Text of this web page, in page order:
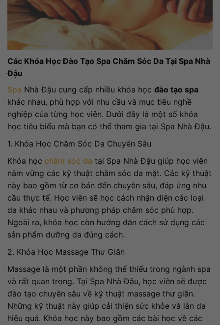
Các Khóa Học Đào Tạo Spa Chăm Sóc Da Tại Spa Nhà
Đậu
Spa Nhà Đậu cung cấp nhiều khóa học đào tạo spa
khác nhau, phù hợp với nhu cầu và mục tiêu nghề
nghiệp của từng học viên. Dưới đây là một số khóa
học tiêu biểu mà bạn có thể tham gia tại Spa Nhà Đậu.
1. Khóa Học Chăm Sóc Da Chuyên Sâu
Khóa học chăm sóc da tại Spa Nhà Đậu giúp học viên
nắm vững các kỹ thuật chăm sóc da mặt. Các kỹ thuật
này bao gồm từ cơ bản đến chuyên sâu, đáp ứng nhu
cầu thực tế. Học viên sẽ học cách nhận diện các loại
da khác nhau và phương pháp chăm sóc phù hợp.
Ngoài ra, khóa học còn hướng dẫn cách sử dụng các
sản phẩm dưỡng da đúng cách.
2. Khóa Học Massage Thư Giãn
Massage là một phần không thể thiếu trong ngành spa
và rất quan trọng. Tại Spa Nhà Đậu, học viên sẽ được
đào tạo chuyên sâu về kỹ thuật massage thư giãn.
Những kỹ thuật này giúp cải thiện sức khỏe và làn da
hiệu quả. Khóa học này bao gồm các bài học về các